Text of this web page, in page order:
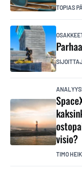
TOPIAS
visio?
TIMO